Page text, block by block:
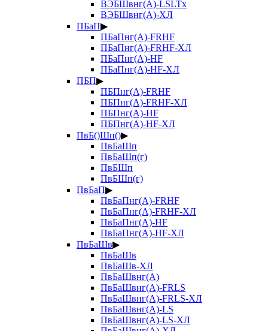
ВЭБШвнг(А)-LSLTx
ВЭБШвнг(А)-ХЛ
ПБаП▶
ПБаПнг(А)-FRHF
ПБаПнг(А)-FRHF-ХЛ
ПБаПнг(А)-HF
ПБаПнг(А)-HF-ХЛ
ПБП▶
ПБПнг(А)-FRHF
ПБПнг(А)-FRHF-ХЛ
ПБПнг(А)-HF
ПБПнг(А)-HF-ХЛ
ПвБ()Шп()▶
ПвБаШп
ПвБаШп(г)
ПвБШп
ПвБШп(г)
ПвБаП▶
ПвБаПнг(А)-FRHF
ПвБаПнг(А)-FRHF-ХЛ
ПвБаПнг(А)-HF
ПвБаПнг(А)-HF-ХЛ
ПвБаШв▶
ПвБаШв
ПвБаШв-ХЛ
ПвБаШвнг(А)
ПвБаШвнг(А)-FRLS
ПвБаШвнг(А)-FRLS-ХЛ
ПвБаШвнг(А)-LS
ПвБаШвнг(А)-LS-ХЛ